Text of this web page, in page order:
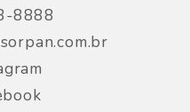
8888